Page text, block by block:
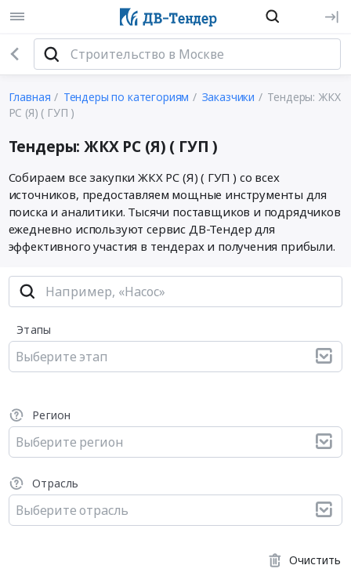
Главная Тендеры по категориям Заказчики
Тендеры: ЖКХ
РС (Я) ( ГУП )
Тендеры: ЖКХ РС (Я) ( ГУП )
Собираем все закупки ЖКХ РС (Я) ( ГУП ) со всех
источников, предоставляем мощные инструменты для
поиска и аналитики. Тысячи поставщиков и подрядчиков
ежедневно используют сервис ДВ-Тендер для
эффективного участия в тендерах и получения прибыли.
Этапы
Выберите этап
Регион
Выберите регион
Отрасль
Выберите отрасль
Очистить